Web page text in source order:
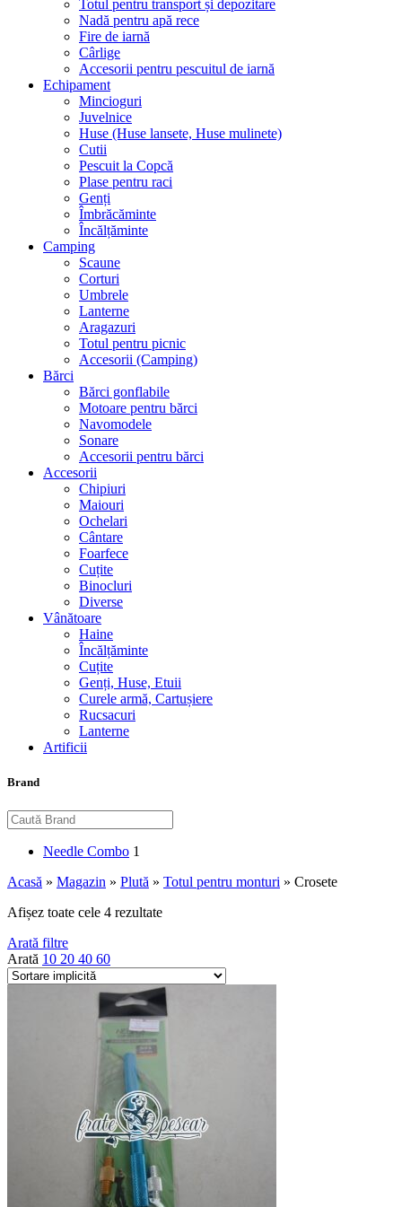
Totul pentru transport și depozitare
Nadă pentru apă rece
Fire de iarnă
Cârlige
Accesorii pentru pescuitul de iarnă
Echipament
Mincioguri
Juvelnice
Huse (Huse lansete, Huse mulinete)
Cutii
Pescuit la Copcă
Plase pentru raci
Genți
Îmbrăcăminte
Încălțăminte
Camping
Scaune
Corturi
Umbrele
Lanterne
Aragazuri
Totul pentru picnic
Accesorii (Camping)
Bărci
Bărci gonflabile
Motoare pentru bărci
Navomodele
Sonare
Accesorii pentru bărci
Accesorii
Chipiuri
Maiouri
Ochelari
Cântare
Foarfece
Cuțite
Binocluri
Diverse
Vânătoare
Haine
Încălțăminte
Cuțite
Genți, Huse, Etuii
Curele armă, Cartușiere
Rucsacuri
Lanterne
Artificii
Brand
Needle Combo 1
Acasă » Magazin » Plută » Totul pentru monturi » Crosete
Afișez toate cele 4 rezultate
Arată filtre
Arată 10 20 40 60